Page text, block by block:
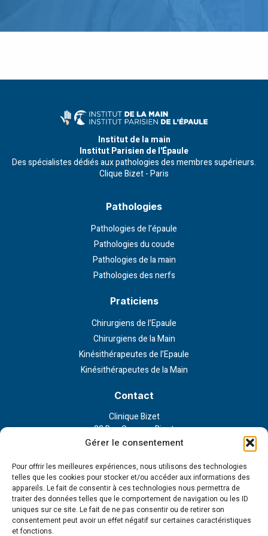
Gérer le consentement
Pour offrir les meilleures expériences, nous utilisons des technologies
telles que les cookies pour stocker et/ou accéder aux informations des
appareils. Le fait de consentir à ces technologies nous permettra de
traiter des données telles que le comportement de navigation ou les ID
uniques sur ce site. Le fait de ne pas consentir ou de retirer son
consentement peut avoir un effet négatif sur certaines caractéristiques
et fonctions.
Institut de la main
Institut Parisien de l'Épaule
Des spécialistes dédiés aux pathologies des membres supérieurs.
Clique Bizet - Paris
Pathologies
Pathologies de l’épaule
Pathologies du coude
Pathologies de la main
Pathologies des nerfs
Praticiens
Chirurgiens de l’Epaule
Chirurgiens de la Main
Kinésithérapeutes de l’Epaule
Kinésithérapeutes de la Main
Contact
Clinique Bizet
23 Rue Georges Bizet
75116 Paris
Liens externe
Politique de confidentialité
Politique en matière de cookies